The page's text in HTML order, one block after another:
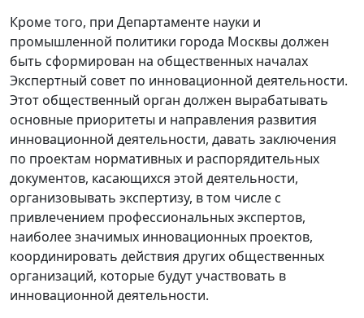
Кроме того, при Департаменте науки и
промышленной политики города Москвы должен
быть сформирован на общественных началах
Экспертный совет по инновационной деятельности.
Этот общественный орган должен вырабатывать
основные приоритеты и направления развития
инновационной деятельности, давать заключения
по проектам нормативных и распорядительных
документов, касающихся этой деятельности,
организовывать экспертизу, в том числе с
привлечением профессиональных экспертов,
наиболее значимых инновационных проектов,
координировать действия других общественных
организаций, которые будут участвовать в
инновационной деятельности.